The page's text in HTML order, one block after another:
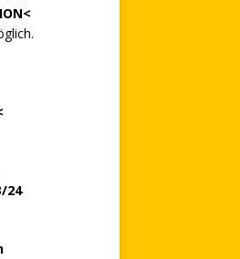
<
24